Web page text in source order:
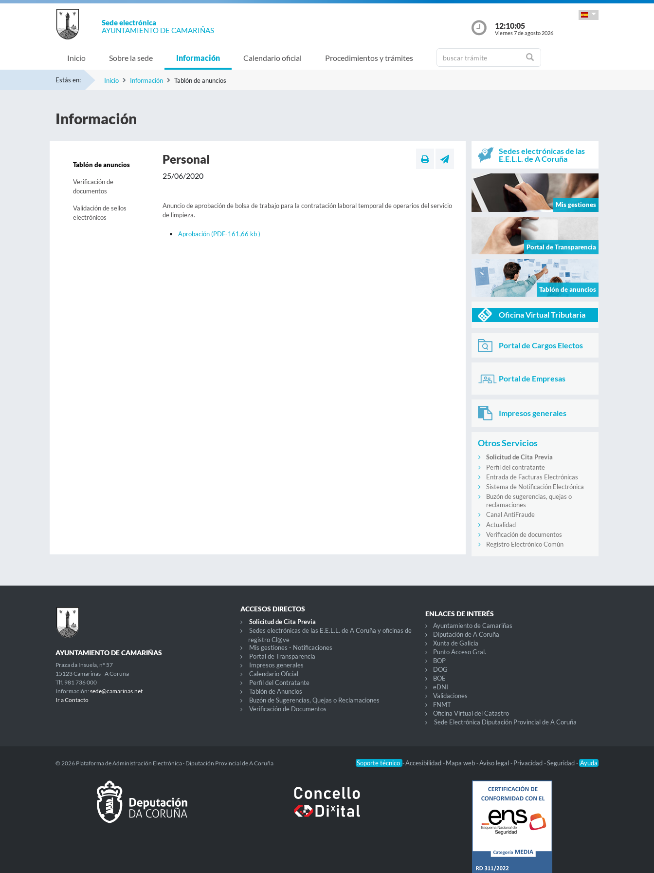
Sede electrónica
AYUNTAMIENTO DE CAMARIÑAS
12:10:06
Viernes 7 de agosto 2026
Inicio Sobre la sede Información Calendario oficial Procedimientos y trámites
Estás en: Inicio Información Tablón de anuncios
Información
Tablón de anuncios
Verificación de
documentos
Validación de sellos
electrónicos
Personal
25/06/2020
Anuncio de aprobación de bolsa de trabajo para la contratación laboral temporal de operarios del servicio
de limpieza.
Aprobación(PDF-161,66 kb )
Sedes electrónicas de las
E.E.L.L. de A Coruña
Mis gestiones
Portal de Transparencia
Tablón de anuncios
Oficina Virtual Tributaria
Portal de Cargos Electos
Portal de Empresas
Impresos generales
Otros Servicios
Solicitud de Cita Previa
Perfil del contratante
Entrada de Facturas Electrónicas
Sistema de Notificación Electrónica
Buzón de sugerencias, quejas o
reclamaciones
Canal AntiFraude
Actualidad
Verificación de documentos
Registro Electrónico Común
AYUNTAMIENTO DE CAMARIÑAS
Praza da Insuela, nº 57
15123 Camariñas - A Coruña
Tlf. 981 736 000
Información: sede@camarinas.net
Ir a Contacto
ACCESOS DIRECTOS
Solicitud de Cita Previa
Sedes electrónicas de las E.E.L.L. de A Coruña y oficinas de
registro Cl@ve
Mis gestiones - Notificaciones
Portal de Transparencia
Impresos generales
Calendario Oficial
Perfil del Contratante
Tablón de Anuncios
Buzón de Sugerencias, Quejas o Reclamaciones
Verificación de Documentos
ENLACES DE INTERÉS
Ayuntamiento de Camariñas
Diputación de A Coruña
Xunta de Galicia
Punto Acceso Gral.
BOP
DOG
BOE
eDNI
Validaciones
FNMT
Oficina Virtual del Catastro
Sede Electrónica Diputación Provincial de A Coruña
Soporte técnico -Accesibilidad - Mapa web -Aviso legal - Privacidad -Seguridad - Ayuda
© 2026 Plataforma de Administración Electrónica · Diputación Provincial de A Coruña